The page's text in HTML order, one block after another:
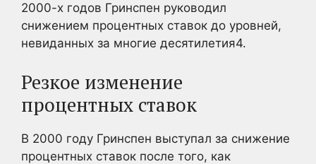
2000-х годов Гринспен руководил
снижением процентных ставок до уровней,
невиданных за многие десятилетия4.
Резкое изменение
процентных ставок
В 2000 году Гринспен выступал за снижение
процентных ставок после того, как